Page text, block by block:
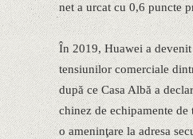
net a urcat cu 0,6 puncte
În 2019, Huawei a
tensiunilor comerciale
după ce Casa Albă a
chinez de echipamente
o ameninţare la adresa